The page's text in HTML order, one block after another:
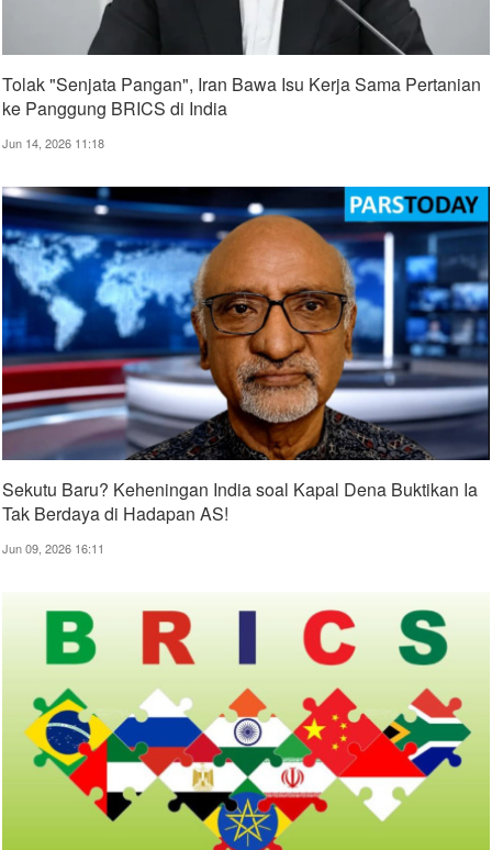
Tolak "Senjata Pangan", Iran Bawa Isu Kerja Sama Pertanian
ke Panggung BRICS di India
Jun 14, 2026 11:18
Sekutu Baru? Keheningan India soal Kapal Dena Buktikan Ia
Tak Berdaya di Hadapan AS!
Jun 09, 2026 16:11